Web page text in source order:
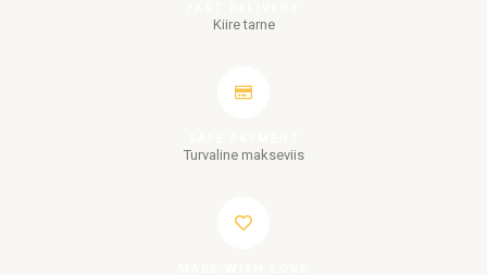
Kiire tarne
Turvaline makseviis